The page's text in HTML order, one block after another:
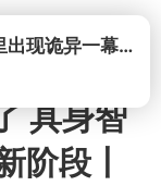
打开西平命案8天未破，玉米地里出现诡异一幕，我突然想起了欧金中
具身智
阶段丨